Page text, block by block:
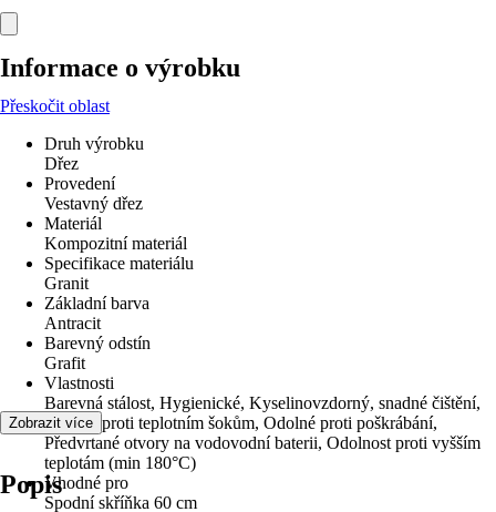
Informace o výrobku
Přeskočit oblast
Druh výrobku
Dřez
Provedení
Vestavný dřez
Materiál
Kompozitní materiál
Specifikace materiálu
Granit
Základní barva
Antracit
Barevný odstín
Grafit
Vlastnosti
Barevná stálost, Hygienické, Kyselinovzdorný, snadné čištění,
Odolný proti teplotním šokům, Odolné proti poškrábání,
Předvrtané otvory na vodovodní baterii, Odolnost proti vyšším
teplotám (min 180°C)
Vhodné pro
Spodní skříňka 60 cm
Zobrazit více
Popis